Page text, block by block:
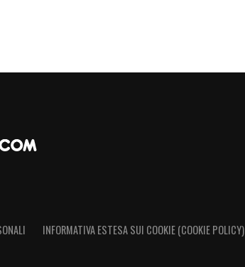
INFORMATIVA ESTESA SUI COOKIE (COOKIE POLICY)